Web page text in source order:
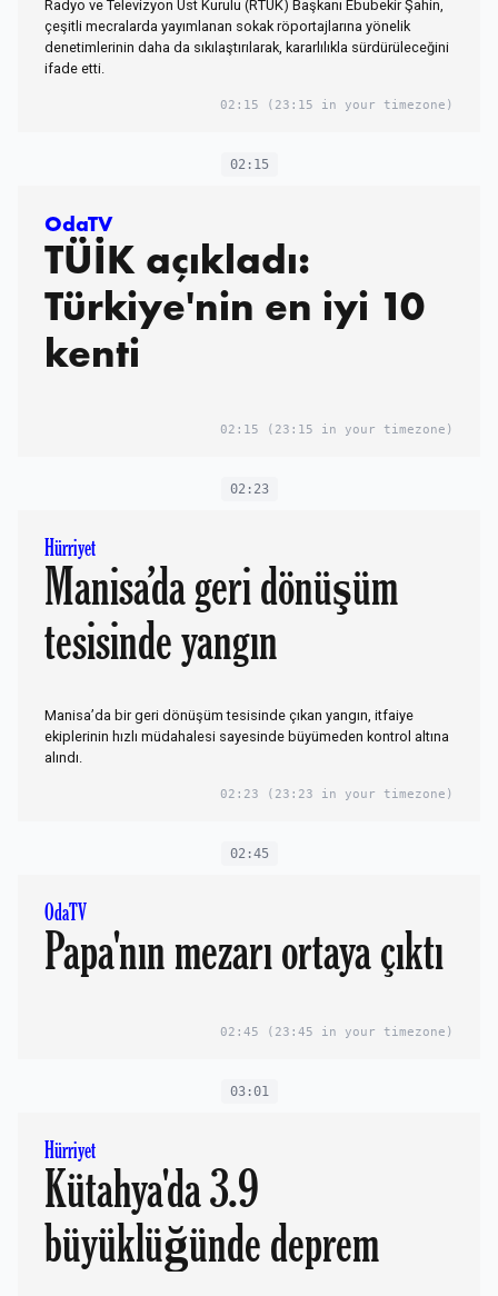
Radyo ve Televizyon Üst Kurulu (RTÜK) Başkanı Ebubekir Şahin,
çeşitli mecralarda yayımlanan sokak röportajlarına yönelik
denetimlerinin daha da sıkılaştırılarak, kararlılıkla sürdürüleceğini
ifade etti.
02:15 (23:15 in your timezone)
02:15
OdaTV
TÜİK açıkladı:
Türkiye'nin en iyi 10
kenti
02:15 (23:15 in your timezone)
02:23
Hürriyet
Manisa’da geri dönüşüm
tesisinde yangın
Manisa’da bir geri dönüşüm tesisinde çıkan yangın, itfaiye
ekiplerinin hızlı müdahalesi sayesinde büyümeden kontrol altına
alındı.
02:23 (23:23 in your timezone)
02:45
OdaTV
Papa'nın mezarı ortaya çıktı
02:45 (23:45 in your timezone)
03:01
Hürriyet
Kütahya'da 3.9
büyüklüğünde deprem